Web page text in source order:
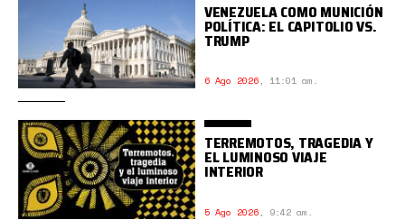
VENEZUELA COMO MUNICIÓN
POLÍTICA: EL CAPITOLIO VS.
TRUMP
6 Ago 2026, 11:01 am.
TERREMOTOS, TRAGEDIA Y
EL LUMINOSO VIAJE
INTERIOR
5 Ago 2026, 9:42 am.